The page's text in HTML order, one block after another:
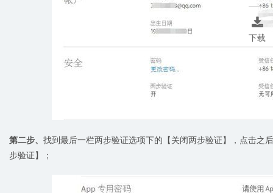
第二步、 找到最后一栏两步验证选项下的【关闭两步验证】，点击之
步验证】；

下载